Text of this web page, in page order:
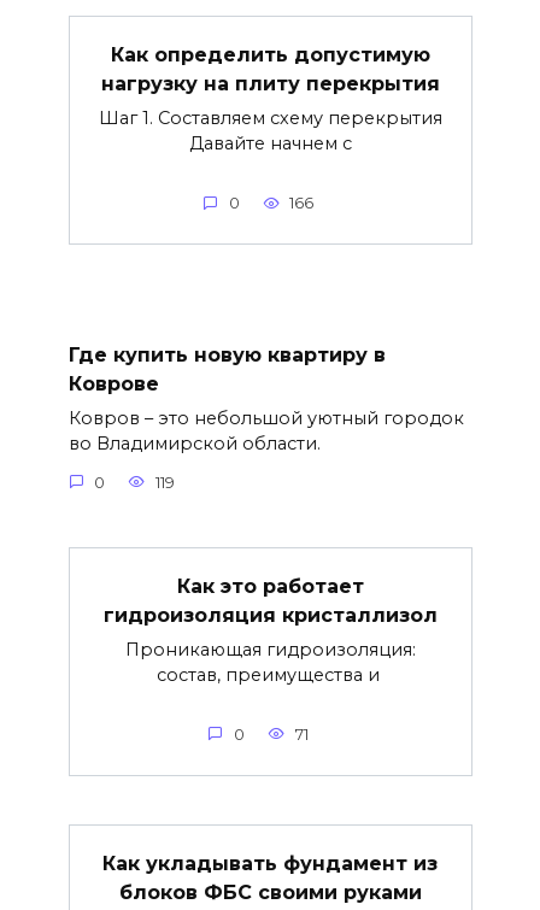
Как определить допустимую
нагрузку на плиту перекрытия
Шаг 1. Составляем схему перекрытия
Давайте начнем с
0 166
Где купить новую квартиру в
Коврове
Ковров – это небольшой уютный городок
во Владимирской области.
0 119
Как это работает
гидроизоляция кристаллизол
Проникающая гидроизоляция:
состав, преимущества и
0 71
Как укладывать фундамент из
блоков ФБС своими руками